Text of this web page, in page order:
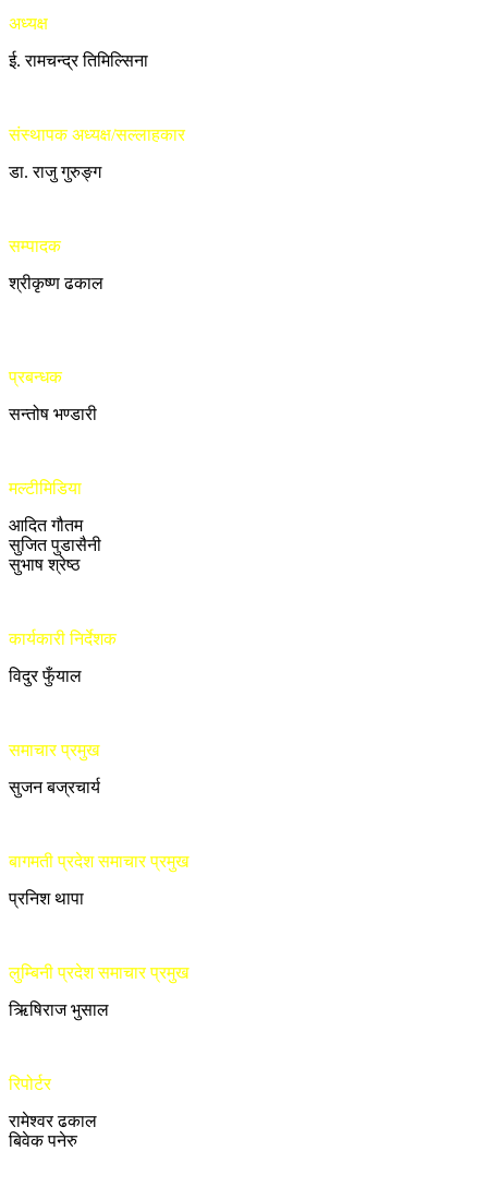
अध्यक्ष
ई. रामचन्द्र तिमिल्सिना
संस्थापक अध्यक्ष/सल्लाहकार
डा. राजु गुरुङ्ग
सम्पादक
श्रीकृष्ण ढकाल
प्रबन्धक
सन्तोष भण्डारी
मल्टीमिडिया
आदित गौतम
सुजित पुडासैनी
सुभाष श्रेष्ठ
कार्यकारी निर्देशक
विदुर फुँयाल
समाचार प्रमुख
सुजन बज्रचार्य
बागमती प्रदेश समाचार प्रमुख
प्रनिश थापा
लुम्बिनी प्रदेश समाचार प्रमुख
ऋिषिराज भुसाल
रिपोर्टर
रामेश्वर ढकाल
बिवेक पनेरु